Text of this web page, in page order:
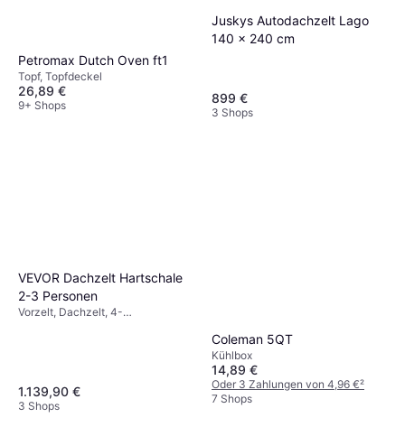
Petromax Dutch Oven ft1
Topf, Topfdeckel
26,89 €
9+ Shops
Juskys Autodachzelt Lago
140 x 240 cm
899 €
3 Shops
VEVOR Dachzelt Hartschale
2-3 Personen
Vorzelt, Dachzelt, 4-
1.139,90 €
3 Shops
Coleman 5QT
Kühlbox
14,89 €
Oder 3 Zahlungen von 4,96 €²
7 Shops